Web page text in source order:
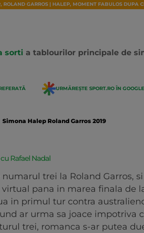
ROLAND GARROS | HALEP, MOMENT FABULOS DUPA
sorti a tablourilor principale de
URMĂREȘTE SPORT.RO ÎN
Simona Halep Roland Garros 2019
Rafael Nadal
numarul trei la Roland Garros,
pana in marea finala de
in primul tur contra
ar urma sa joace impotriva
trei, romanca s-ar putea